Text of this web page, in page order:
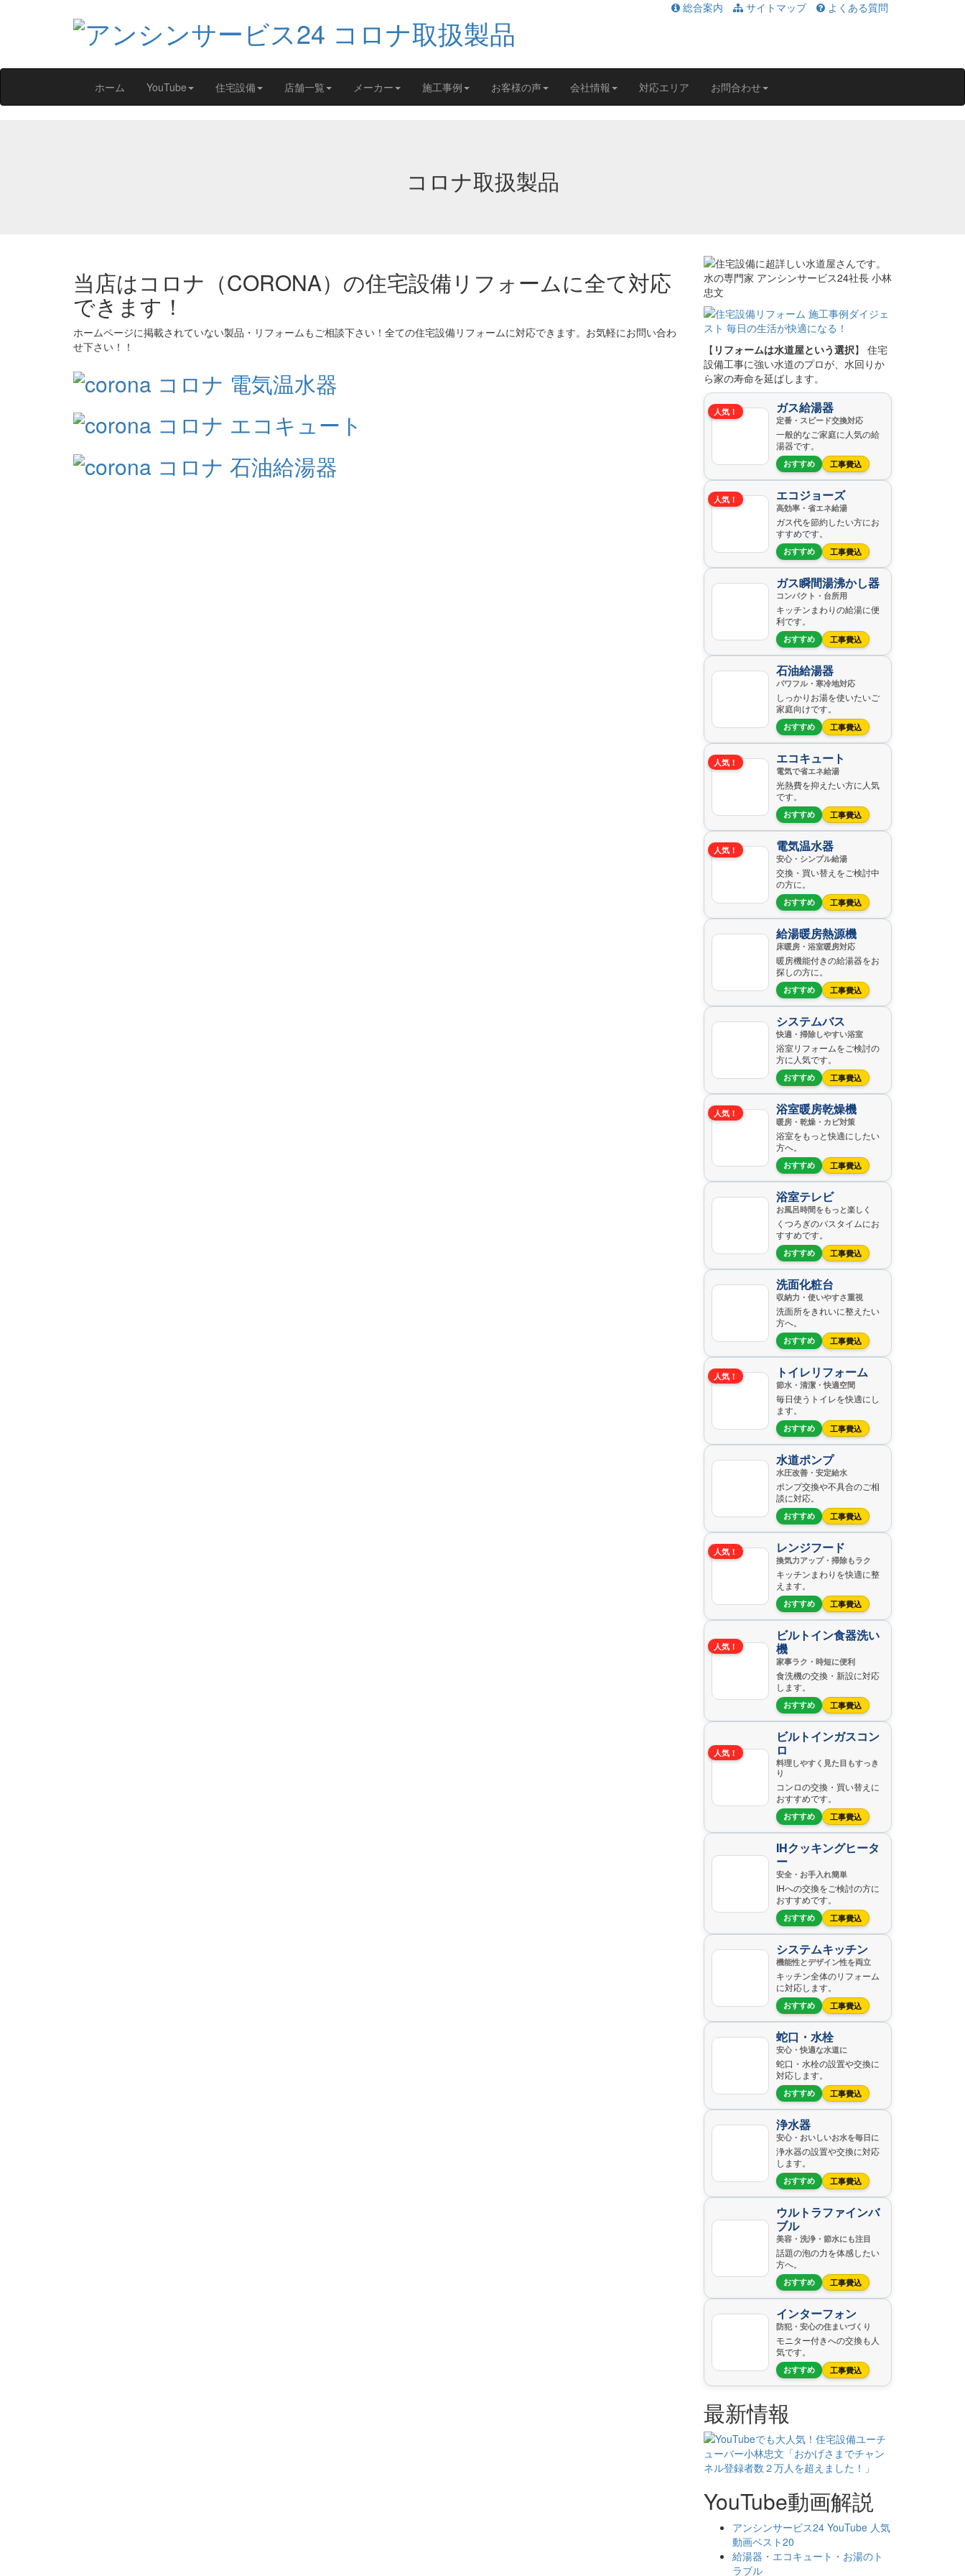
総合案内 サイトマップ よくある質問
ホーム YouTube 住宅設備 店舗一覧 メーカー 施工事例 お客様の声 会社情報 対応エリア お問合わせ
コロナ取扱製品
当店はコロナ（CORONA）の住宅設備リフォームに全て対応
できます！
ホームページに掲載されていない製品・リフォームもご相談下さい！全ての住宅設備リフォームに対応できます。お気軽にお問い合わ
せ下さい！！
【 リフォームは水道屋という選択】 住宅
設備工事に強い水道のプロが、水回りか
ら家の寿命を延ばします。
人気！ ガス給湯器
定番・スピード交換対応
一般的なご家庭に人気の給
湯器です。
おすすめ 工事費込
人気！ エコジョーズ
高効率・省エネ給湯
ガス代を節約したい方にお
すすめです。
おすすめ 工事費込
ガス瞬間湯沸かし器
コンパクト・台所用
キッチンまわりの給湯に便
利です。
おすすめ 工事費込
石油給湯器
パワフル・寒冷地対応
しっかりお湯を使いたいご
家庭向けです。
おすすめ 工事費込
人気！ エコキュート
電気で省エネ給湯
光熱費を抑えたい方に人気
です。
おすすめ 工事費込
人気！ 電気温水器
安心・シンプル給湯
交換・買い替えをご検討中
の方に。
おすすめ 工事費込
給湯暖房熱源機
床暖房・浴室暖房対応
暖房機能付きの給湯器をお
探しの方に。
おすすめ 工事費込
システムバス
快適・掃除しやすい浴室
浴室リフォームをご検討の
方に人気です。
おすすめ 工事費込
人気！ 浴室暖房乾燥機
暖房・乾燥・カビ対策
浴室をもっと快適にしたい
方へ。
おすすめ 工事費込
浴室テレビ
お風呂時間をもっと楽しく
くつろぎのバスタイムにお
すすめです。
おすすめ 工事費込
洗面化粧台
収納力・使いやすさ重視
洗面所をきれいに整えたい
方へ。
おすすめ 工事費込
人気！ トイレリフォーム
節水・清潔・快適空間
毎日使うトイレを快適にし
ます。
おすすめ 工事費込
水道ポンプ
水圧改善・安定給水
ポンプ交換や不具合のご相
談に対応。
おすすめ 工事費込
人気！ レンジフード
換気力アップ・掃除もラク
キッチンまわりを快適に整
えます。
おすすめ 工事費込
人気！
ビルトイン食器洗い
機
家事ラク・時短に便利
食洗機の交換・新設に対応
します。
おすすめ 工事費込
人気！
ビルトインガスコン
ロ
料理しやすく見た目もすっき
り
コンロの交換・買い替えに
おすすめです。
おすすめ 工事費込
IHクッキングヒータ
ー
安全・お手入れ簡単
IHへの交換をご検討の方に
おすすめです。
おすすめ 工事費込
システムキッチン
機能性とデザイン性を両立
キッチン全体のリフォーム
に対応します。
おすすめ 工事費込
蛇口・水栓
安心・快適な水道に
蛇口・水栓の設置や交換に
対応します。
おすすめ 工事費込
浄水器
安心・おいしいお水を毎日に
浄水器の設置や交換に対応
します。
おすすめ 工事費込
ウルトラファインバ
ブル
美容・洗浄・節水にも注目
話題の泡の力を体感したい
方へ。
おすすめ 工事費込
インターフォン
防犯・安心の住まいづくり
モニター付きへの交換も人
気です。
おすすめ 工事費込
最新情報
YouTube動画解説
アンシンサービス24 YouTube 人気
動画ベスト20
給湯器・エコキュート・お湯のト
ラブル